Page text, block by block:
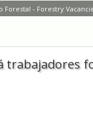
Forestal - Forestry
trabajadores